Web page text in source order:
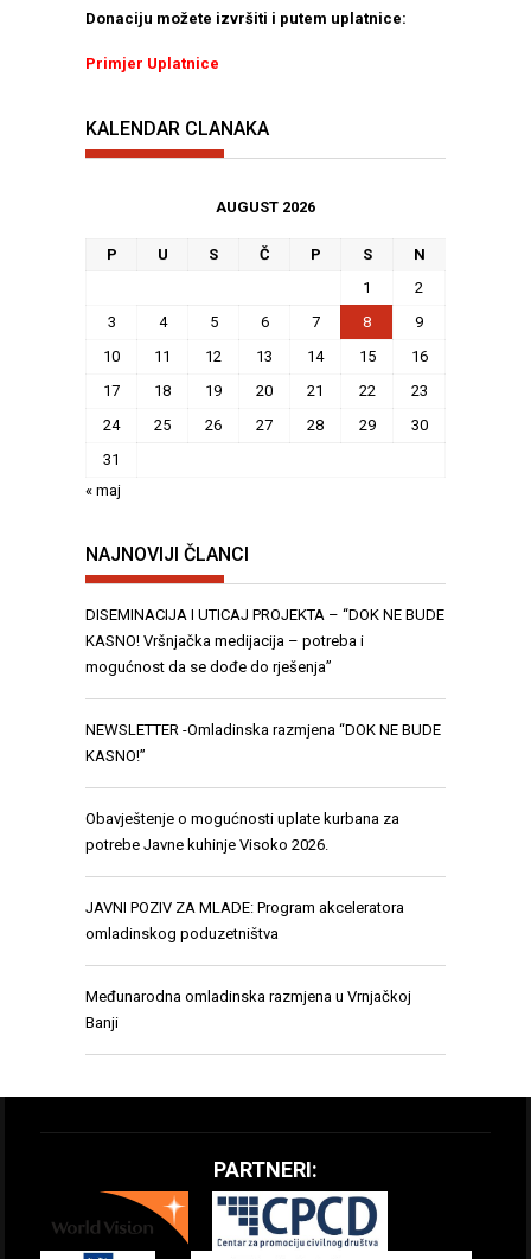
Donaciju možete izvršiti i putem uplatnice:
Primjer Uplatnice
KALENDAR CLANAKA
AUGUST 2026
P U S Č P S
N
1
2
3
4 5 6 7 8
9
10
11 12 13 14 15
16
17
18 19 20 21 22
23
24
25 26 27 28 29
30
31
« maj
NAJNOVIJI ČLANCI
DISEMINACIJA I UTICAJ PROJEKTA – “DOK NE BUDE
KASNO! Vršnjačka medijacija – potreba i
mogućnost da se dođe do rješenja”
NEWSLETTER -Omladinska razmjena “DOK NE BUDE
KASNO!”
Obavještenje o mogućnosti uplate kurbana za
potrebe Javne kuhinje Visoko 2026.
JAVNI POZIV ZA MLADE: Program akceleratora
omladinskog poduzetništva
Međunarodna omladinska razmjena u Vrnjačkoj
Banji
PARTNERI: